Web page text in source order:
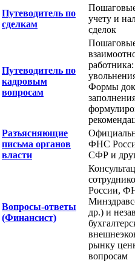
Путеводитель по
сделкам
учету и
сделок
Путеводитель по
кадровым
вопросам
Формы
Разъясняющие
письма органов
власти
ФНС
СФР и
Вопросы-ответы
(Финансист)
России,
др.) и
рынку
вопросам